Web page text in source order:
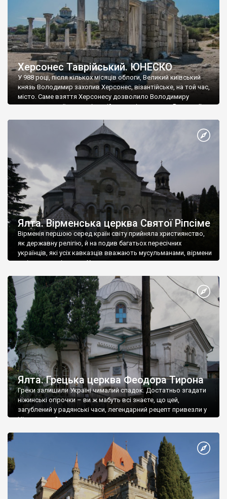
Херсонес Таврійський. ЮНЕСКО
У 988 році, після кількох місяців облоги, Великий київський
князь Володимир захопив Херсонес, візантійське, на той час,
місто. Саме взяття Херсонесу дозволило Володимиру
диктувати свої умови візантійському імператору Василю ІІ, та
Херсонесі Володимир-язичник, став Василем-християнином.
А потім було Хрещення Русі. На честь Херсонесу Таврійського
Ялта. Вірменська церква Святої Ріпсіме
Вірменія першою серед країн світу прийняла християнство,
як державну релігію, й на подив багатьох пересічних
українців, які усіх кавказців вважають мусульманами, вірмени
є відданими вірянами Христа
Ялта. Грецька церква Феодора Тирона
Греки залишили Україні чималий спадок. Достатньо згадати
ніжинські огірочки – ви ж мабуть всі знаєте, що цей,
загублений у радянські часи, легендарний рецепт привезли у
Ніжин греки?